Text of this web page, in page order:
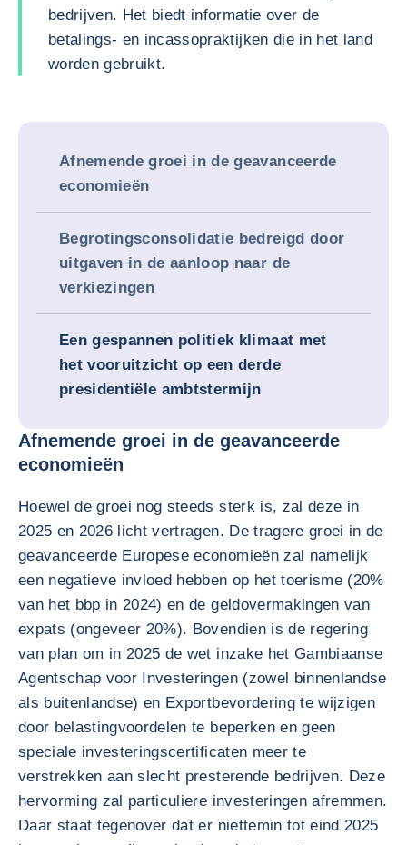
bedrijven. Het biedt informatie over de
betalings- en incassopraktijken die in het land
worden gebruikt.
Afnemende groei in de geavanceerde
economieën
Begrotingsconsolidatie bedreigd door
uitgaven in de aanloop naar de
verkiezingen
Een gespannen politiek klimaat met
het vooruitzicht op een derde
presidentiële ambtstermijn
Afnemende groei in de geavanceerde
economieën
Hoewel de groei nog steeds sterk is, zal deze in
2025 en 2026 licht vertragen. De tragere groei in de
geavanceerde Europese economieën zal namelijk
een negatieve invloed hebben op het toerisme (20%
van het bbp in 2024) en de geldovermakingen van
expats (ongeveer 20%). Bovendien is de regering
van plan om in 2025 de wet inzake het Gambiaanse
Agentschap voor Investeringen (zowel binnenlandse
als buitenlandse) en Exportbevordering te wijzigen
door belastingvoordelen te beperken en geen
speciale investeringscertificaten meer te
verstrekken aan slecht presterende bedrijven. Deze
hervorming zal particuliere investeringen afremmen.
Daar staat tegenover dat er niettemin tot eind 2025